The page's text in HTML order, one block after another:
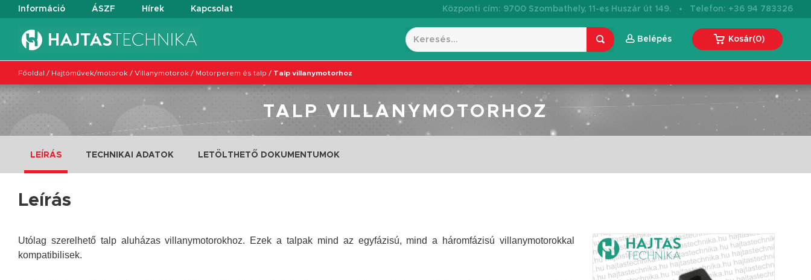
Információ ÁSZF Hírek Kapcsolat Központi cím: 9700 Szombathely, 11-es Huszár út 149. · Telefon: +36 94 783326
Belépés Kosár(0)
Főoldal / Hajtóművek/motorok / Villanymotorok / Motorperem és talp / Talp villanymotorhoz
TALP VILLANYMOTORHOZ
LEÍRÁS TECHNIKAI ADATOK LETÖLTHETŐ DOKUMENTUMOK
Leírás
Utólag szerelhető talp aluházas villanymotorokhoz. Ezek a talpak mind az egyfázisú, mind a háromfázisú villanymotorokkal
kompatibilisek.